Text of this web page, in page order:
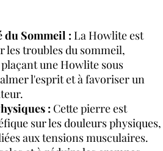
du Sommeil : La Howlite est
les troubles du sommeil,
une Howlite sous
l'esprit et à favoriser un
: Cette pierre est
sur les douleurs physiques,
aux tensions musculaires.